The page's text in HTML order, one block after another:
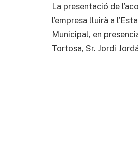
La presentació de
l’empresa lluirà a
Municipal, en
Tortosa, Sr. Jordi